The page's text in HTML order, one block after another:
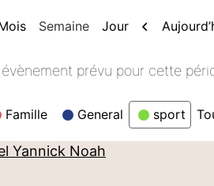
Semaine Jour Précédent
évènement prévu pour cette
Famille General sport
Yannick Noah